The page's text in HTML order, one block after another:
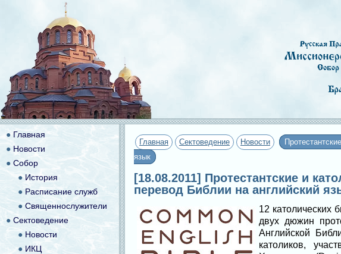
Главная Сектоведение Новости
язык
[18.08.2011] Протестантские и
перевод Библии на английский
12 католических
двух дюжин
Английской
католиков,
● Главная
● Новости
● Собор
● История
● Расписание служб
● Священнослужители
● Сектоведение
● Новости
●ИКЦ